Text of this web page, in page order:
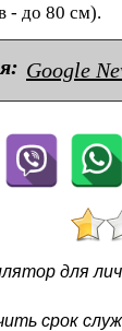
- до 80 см).
Google
для
срок